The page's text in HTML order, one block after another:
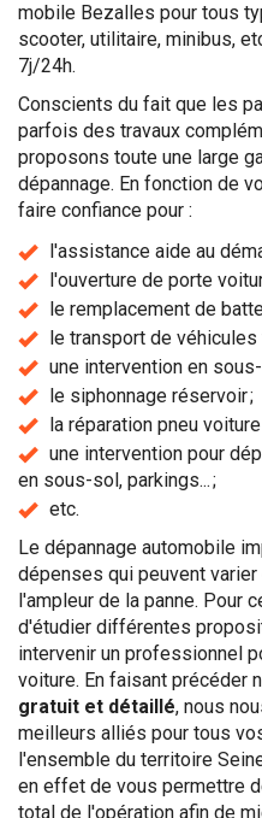
mobile Bezalles pour tous
scooter, utilitaire, minibus,
7j/24h.
Conscients du fait que les
parfois des travaux
proposons toute une large
dépannage. En fonction de
faire confiance pour :
l'assistance aide au
l'ouverture de porte
le remplacement de
le transport de
une intervention en
le siphonnage réservoir ;
la réparation pneu
une intervention pour
en sous-sol, parkings... ;
etc.
Le dépannage automobile
dépenses qui peuvent
l'ampleur de la panne. Pour
d'étudier différentes
intervenir un professionnel
voiture. En faisant précéder
gratuit et détaillé, nous
meilleurs alliés pour tous
l'ensemble du territoire
en effet de vous permettre
total de l'opération afin de